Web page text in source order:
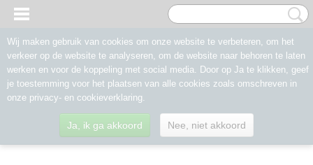
Wij maken gebruik van cookies om onze website te verbeteren, om het
verkeer op de website te analyseren, om de website naar behoren te laten
werken en voor de koppeling met social media. Door op Ja te klikken, geef
je toestemming voor het plaatsen van alle cookies zoals omschreven in
onze privacy- en cookieverklaring.
Ja, ik ga akkoord Nee, niet akkoord